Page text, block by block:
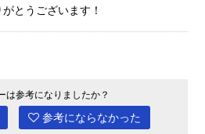
とうございます！
は参考になりましたか？
参考にならなかった